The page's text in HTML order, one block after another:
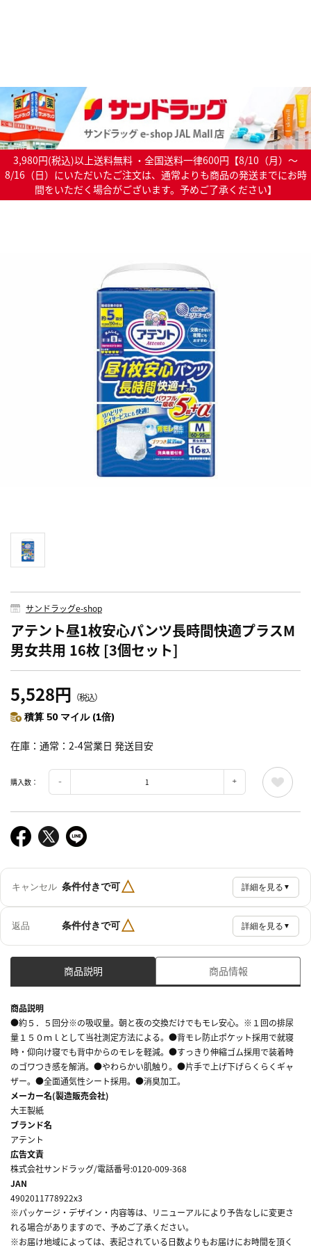
3,980円(税込)以上送料無料 ・全国送料一律600円【8/10（月）～
8/16（日）にいただいたご注文は、通常よりも商品の発送までにお時
間をいただく場合がございます。予めご了承ください】
サンドラッグe-shop
アテント昼1枚安心パンツ長時間快適プラスM
男女共用 16枚 [3個セット]
5,528円 （税込）
積算 50 マイル (1倍)
在庫 通常：2-4営業日 発送目安
購入数：
キャンセル 条件付きで可△ 詳細を見る ▼
返品 条件付きで可△ 詳細を見る ▼
商品説明 商品情報
商品説明
●約５．５回分※の吸収量。朝と夜の交換だけでもモレ安心。※１回の排尿
量１５０ｍｌとして当社測定方法による。●背モレ防止ポケット採用で就寝
時・仰向け寝でも背中からのモレを軽減。●すっきり伸縮ゴム採用で装着時
のゴワつき感を解消。●やわらかい肌触り。●片手で上げ下げらくらくギャ
ザー。●全面通気性シート採用。●消臭加工。
メーカー名(製造販売会社)
大王製紙
ブランド名
アテント
広告文責
株式会社サンドラッグ/電話番号:0120-009-368
JAN
4902011778922x3
※パッケージ・デザイン・内容等は、リニューアルにより予告なしに変更さ
れる場合がありますので、予めご了承ください。
※お届け地域によっては、表記されている日数よりもお届けにお時間を頂く